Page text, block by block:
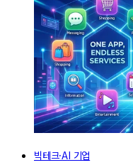
빅테크·AI 기업